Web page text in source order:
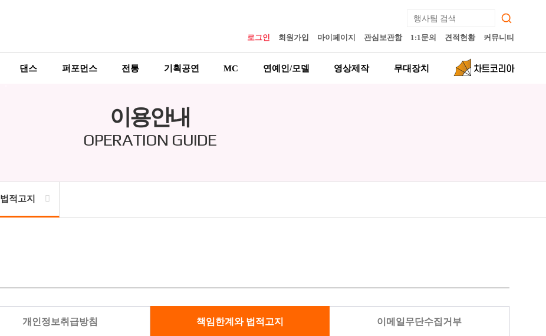
로그인 회원가입 마이페이지 관심보관함 1:1문의 견적현황 커뮤니티
댄스 퍼포먼스 전통 기획공연 MC 연예인/모델 영상제작 무대장치
이용안내
OPERATION GUIDE
적고지
개인정보취급방침 책임한계와 법적고지 이메일무단수집거부